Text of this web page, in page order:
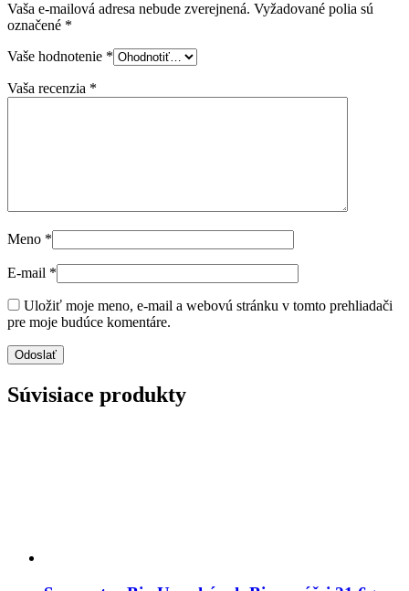
Vaša e-mailová adresa nebude zverejnená. Vyžadované polia sú
označené *
Vaše hodnotenie *
Vaša recenzia *
Meno *
E-mail *
Uložiť moje meno, e-mail a webovú stránku v tomto prehliadači
pre moje budúce komentáre.
Súvisiace produkty